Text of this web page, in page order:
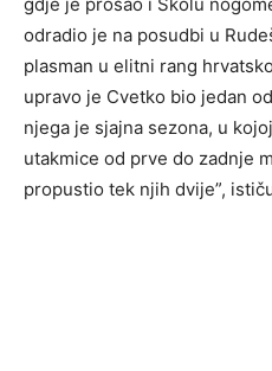
odradio je na posudbi u
plasman u elitni rang
upravo je Cvetko bio jedan
njega je sjajna sezona, u
utakmice od prve do zadnje
propustio tek njih dvije”,